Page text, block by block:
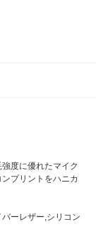
度に優れたマイク
プリントをハニカ
ーレザー,シリコン